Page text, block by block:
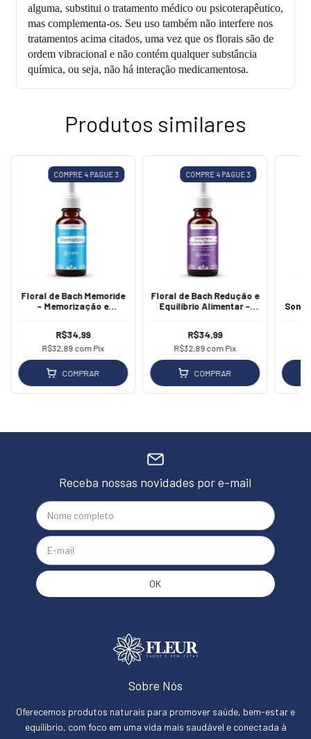
alguma, substitui o tratamento médico ou psicoterapêutico,
mas complementa-os. Seu uso também não interfere nos
tratamentos acima citados, uma vez que os florais são de
ordem vibracional e não contém qualquer substância
química, ou seja, não há interação medicamentosa.
Produtos similares
COMPRE 4 PAGUE 3
Floral de Bach Memoride
- Memorização e
R$34,99
R$32,89 com Pix
COMPRAR
COMPRE 4 PAGUE 3
Floral de Bach Redução e
Equilíbrio Alimentar -
R$34,99
R$32,89 com Pix
COMPRAR
Receba nossas novidades por e-mail
Sobre Nós
Oferecemos produtos naturais para promover saúde, bem-estar e
equilíbrio, com foco em uma vida mais saudável e conectada à